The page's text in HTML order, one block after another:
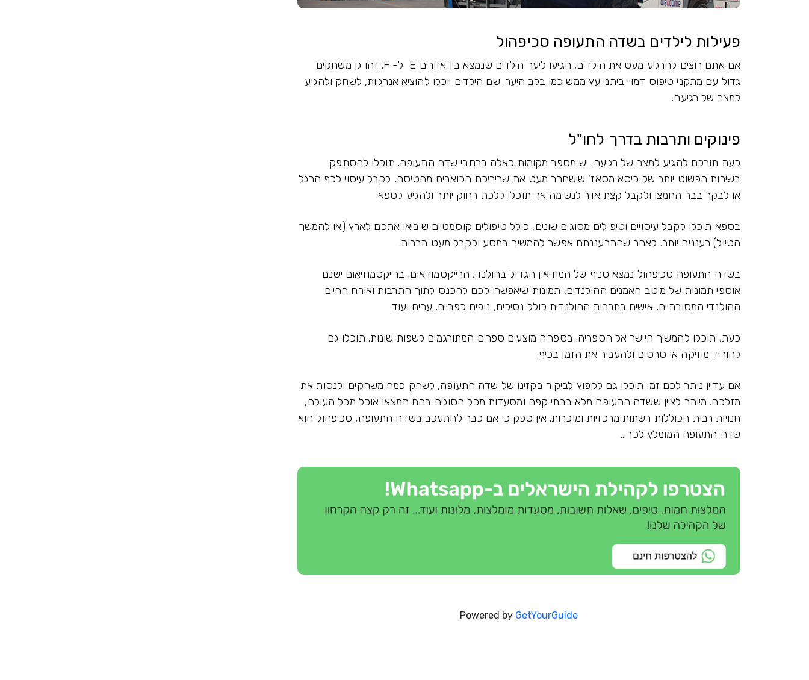
פעילות לילדים בשדה התעופה סכיפהול
אם אתם רוצים להרגיע מעט את הילדים, הגיעו ליער הילדים שנמצא בין אזורים E ל- F. זהו גן משחקים
גדול עם מתקני טיפוס דמויי ביתני עץ ממש כמו בלב היער. שם הילדים יוכלו להוציא אנרגיות, לשחק ולהגיע
למצב של רגיעה.
פינוקים ותרבות בדרך לחו"ל
כעת תורכם להגיע למצב של רגיעה. יש מספר מקומות כאלה ברחבי שדה התעופה. תוכלו להסתפק
בשירות הפשוט יותר של כיסא מסאז' שישחרר מעט את שריריכם הכואבים מהטיסה, לקבל עיסוי לכף הרגל
או לבקר בבר החמצן ולקבל קצת אויר לנשימה אך תוכלו ללכת רחוק יותר ולהגיע לספא.
בספא תוכלו לקבל עיסויים וטיפולים מסוגים שונים, כולל טיפולים קוסמטיים שיביאו אתכם לארץ (או להמשך
הטיול) רעננים יותר. לאחר שהתרעננתם אפשר להמשיך במסע ולקבל מעט תרבות.
בשדה התעופה סכיפהול נמצא סניף של המוזיאון הגדול בהולנד, הרייקסמוזיאום. ברייקסמוזיאום ישנם
אוספי תמונות של מיטב האמנים ההולנדים, תמונות שיאפשרו לכם להכנס לתוך התרבות ואורח החיים
ההולנדי המסורתיים, אישים בתרבות ההולנדית כולל נסיכים, נופים כפריים, ערים ועוד.
כעת, תוכלו להמשיך היישר אל הספריה. בספריה מוצעים ספרים המתורגמים לשפות שונות. תוכלו גם
להוריד מוזיקה או סרטים ולהעביר את הזמן בכיף.
אם עדיין נותר לכם זמן תוכלו גם לקפוץ לביקור בקזינו של שדה התעופה, לשחק כמה משחקים ולנסות את
מזלכם. מיותר לציין ששדה התעופה מלא בבתי קפה ומסעדות מכל הסוגים בהם תמצאו אוכל מכל העולם,
חנויות רבות הכוללות רשתות מרכזיות ומוכרות. אין ספק כי אם כבר להתעכב בשדה התעופה, סכיפהול הוא
שדה התעופה המומלץ לכך...
Powered by GetYourGuide